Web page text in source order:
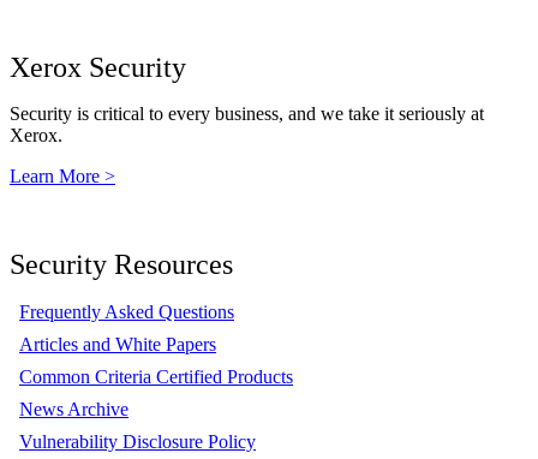
Xerox Security
Security is critical to every business, and we take it seriously at
Xerox.
Learn More >
Security Resources
Frequently Asked Questions
Articles and White Papers
Common Criteria Certified Products
News Archive
Vulnerability Disclosure Policy